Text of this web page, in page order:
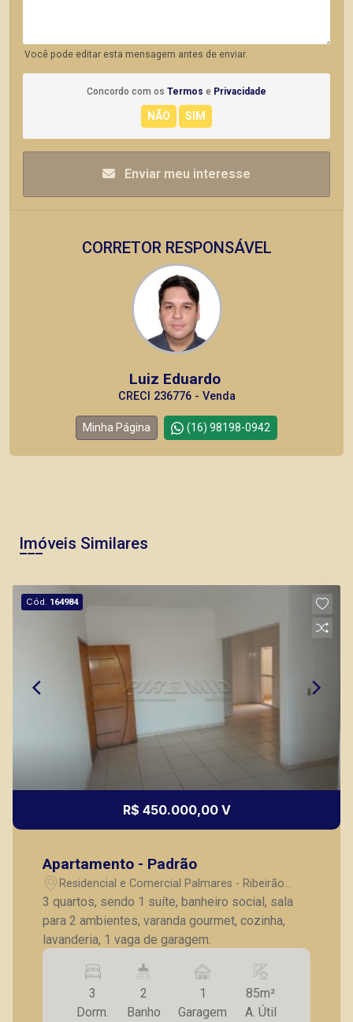
Você pode editar esta mensagem antes de enviar.
Concordo com os Termos e Privacidade
Enviar meu interesse
CORRETOR RESPONSÁVEL
Luiz Eduardo
CRECI 236776 - Venda
Minha Página (16) 98198-0942
Imóveis Similares
Cód. 164984
R$ 450.000,00 V
Apartamento - Padrão
Residencial e Comercial Palmares - Ribeirão
Preto/SP
3 quartos, sendo 1 suíte, banheiro social, sala
para 2 ambientes, varanda gourmet, cozinha,
lavanderia, 1 vaga de garagem.
3
Dorm.
2
Banho
1
Garagem
85m²
A. Útil